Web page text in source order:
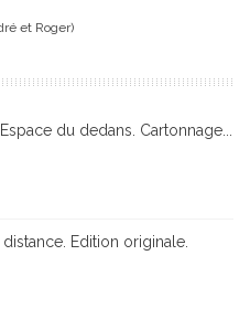
et Roger)
du dedans. Cartonnage...
distance. Edition originale.